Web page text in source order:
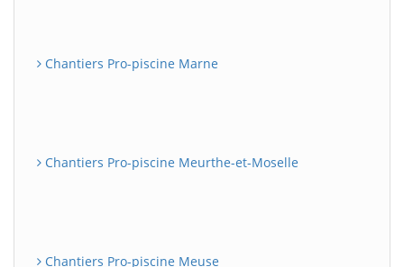
Chantiers Pro-piscine Marne
Chantiers Pro-piscine Meurthe-et-Moselle
Chantiers Pro-piscine Meuse